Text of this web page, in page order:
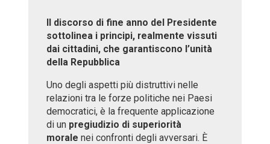
Il discorso di fine anno del Presidente
sottolinea i principi, realmente vissuti
dai cittadini, che garantiscono l’unità
della Repubblica
Uno degli aspetti più distruttivi nelle
relazioni tra le forze politiche nei Paesi
democratici, è la frequente applicazione
di un pregiudizio di superiorità
morale nei confronti degli avversari. È